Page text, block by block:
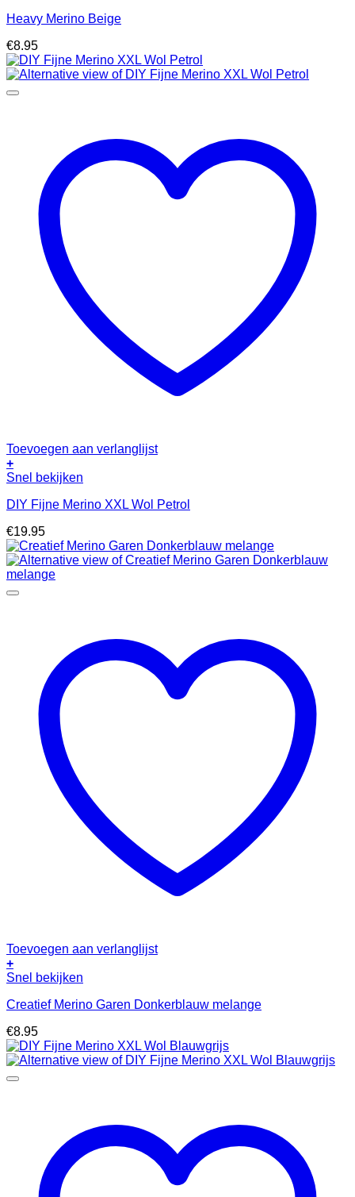
Heavy Merino Beige
€8.95
Toevoegen aan verlanglijst
+
Snel bekijken
DIY Fijne Merino XXL Wol Petrol
€19.95
Toevoegen aan verlanglijst
+
Snel bekijken
Creatief Merino Garen Donkerblauw melange
€8.95